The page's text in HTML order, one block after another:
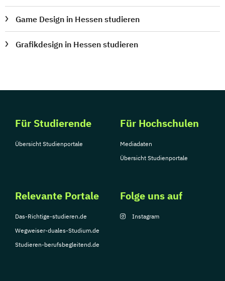
Game Design in Hessen studieren
Grafikdesign in Hessen studieren
Für Studierende
Übersicht Studienportale
Für Hochschulen
Mediadaten
Übersicht Studienportale
Relevante Portale
Das-Richtige-studieren.de
Wegweiser-duales-Studium.de
Studieren-berufsbegleitend.de
Folge uns auf
Instagram